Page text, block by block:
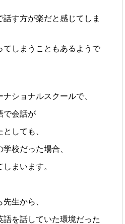
す方が楽だと感じてしま
てしまうこともあるようで
ショナルスクールで、
で会話が
しても、
校だった場合、
まいます。
生から、
を話していた環境だった